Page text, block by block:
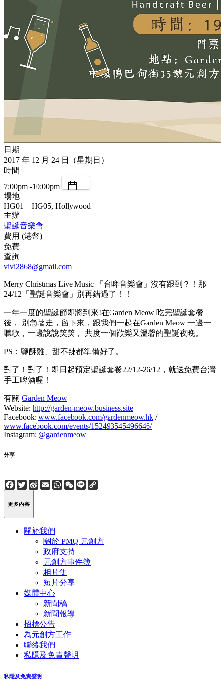
日期
2017 年 12 月 24 日（星期日）
時間
7:00pm -10:00pm
場地
HG01 – HG05, Hollywood
主辦
聖誕音樂會
費用 (港幣)
免費
查詢
vivi2868@gmail.com
Merry Christmas Live Music 「台啤音樂會」沒有跟到？！那
24/12「聖誕音樂會」別再錯過了！！
一年一度的聖誕節即將到來!在Garden Meow 吃完聖誕套餐
後， 別急著走，留下來，跟我們一起在Garden Meow 一邊一
聽歌，一邊說說笑笑， 共度一個歡樂又溫馨的聖誕夜晚。
PS：鹽酥雞、甜不辣都準備好了。
對了！對了！即日起預定聖誕套餐22/12-26/12，就送免費台灣
手工啤酒喔！
有關 Garden Meow
Website: http://garden-meow.business.site
Facebook: www.facebook.com/gardenmeow.hk /
www.facebook.com/events/152493545496646/
Instagram: @gardenmeow
分享
Facebook
Twitter
Sina
Weibo
EmailWhatsApp
WeChat
Line
更多內容
關於我們
關於 PMQ 元創方
政府支持
元創方事件簿
相片集
短片分享
媒體中心
新聞稿
新聞報導
招標公告
為元創方工作
聯絡我們
私隱及免責聲明
私隱及免責聲明